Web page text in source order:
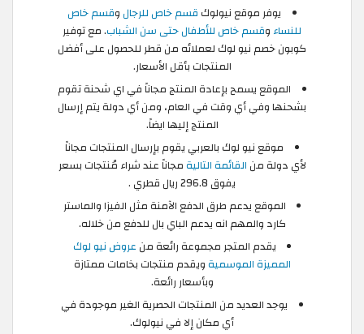
يوفر موقع نيولوك قسم خاص للرجالوقسم خاص
للنساءوقسم خاص للأطفال حتى سن الشباب. مع توفير
كوبون خصم نيو لوك لعملائه من قطر للحصول على أفضل
المنتجات بأقل الأسعار.
الموقع يسمح بإعادة المنتج مجاناً في اي شحنة تقوم
بشحنها وفي أي وقت في العام، ومن أي دولة يتم إرسال
المنتج إليها ايضاً.
موقع نيو لوك بالعربي يقوم بإرسال المنتجات مجاناً
لأي دولة من القائمة التاليةمجاناً عند شراء مُنتجات بسعر
يفوق 296.8 ريال قطري .
الموقع يدعم طرق الدفع الآمنة مثل الفيزا والماستر
كارد والمهم انه يدعم الباي بال للدفع من خلاله.
يقدم المتجر مجموعة رائعة من عروض نيو لوك
المميزة الموسميةويقدم منتجات بخامات ممتازة
وبأسعار رائعة.
يوجد العديد من المنتجات الحصرية الغير موجودة في
أي مكان إلا في نيولوك.